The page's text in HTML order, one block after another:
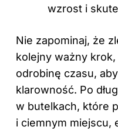
wzrost i
Nie zapominaj, że
kolejny ważny
odrobinę czasu,
klarowność. Po
w butelkach, które
i ciemnym miejscu,